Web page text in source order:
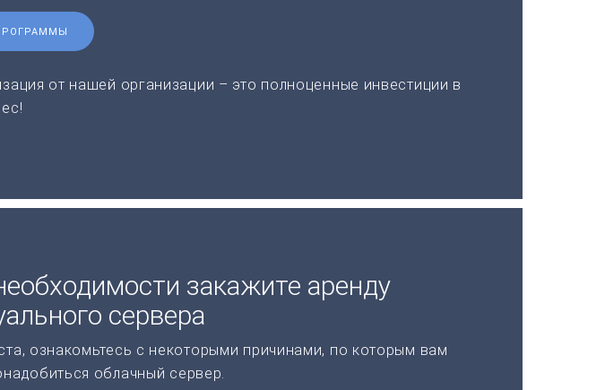
от нашей организации – это полноценные инвестиции в
закажите аренду
сервера
ознакомьтесь с некоторыми причинами, по которым вам
облачный сервер.